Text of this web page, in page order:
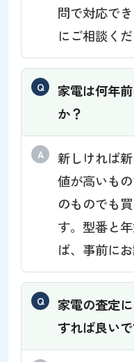
問で対応で
にご相談くだ
家電は何年
か？
新しければ
値が高いも
のものでも
す。型番と
ば、事前に
家電の査定
すれば良い